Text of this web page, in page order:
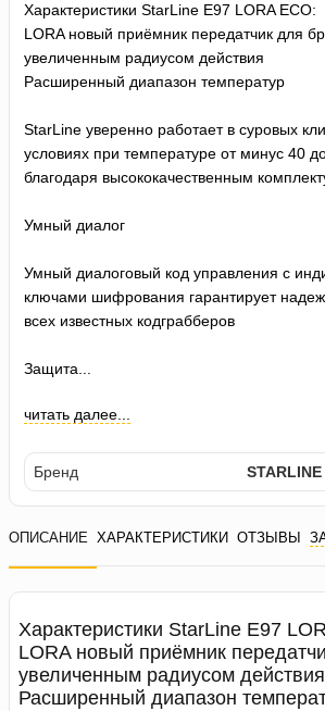
Характеристики StarLine E97 LORA ECO:
LORA новый приёмник передатчик для
увеличенным радиусом действия
Расширенный диапазон температур
StarLine уверенно работает в суровых
условиях при температуре от минус 40
благодаря высококачественным
Умный диалог
Умный диалоговый код управления c
ключами шифрования гарантирует
всех известных кодграбберов
Защита...
читать далее...
Бренд STARLINE
ОПИСАНИЕ ХАРАКТЕРИСТИКИ ОТЗЫВЫ
Характеристики StarLine E97
LORA новый приёмник
увеличенным радиусом действия
Расширенный диапазон